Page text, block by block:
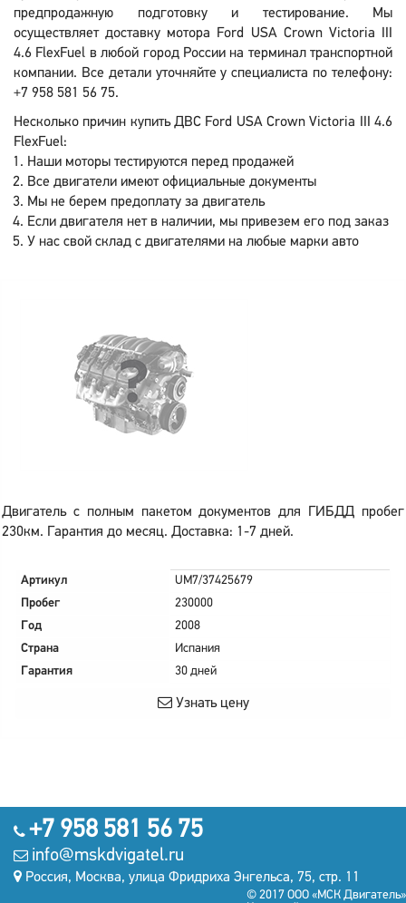
предпродажную подготовку и тестирование. Мы
осуществляет доставку мотора Ford USA Crown Victoria III
4.6 FlexFuel в любой город России на терминал транспортной
компании. Все детали уточняйте у специалиста по телефону:
+7 958 581 56 75.
Несколько причин купить ДВС Ford USA Crown Victoria III 4.6
FlexFuel:
Наши моторы тестируются перед продажей
Все двигатели имеют официальные документы
Мы не берем предоплату за двигатель
Если двигателя нет в наличии, мы привезем его под заказ
У нас свой склад с двигателями на любые марки авто
Двигатель с полным пакетом документов для ГИБДД пробег
230км. Гарантия до месяц. Доставка: 1-7 дней.
Артикул
UM7/37425679
Пробег
230000
Год
2008
Страна
Испания
Гарантия
30 дней
Узнать цену
+7 958 581 56 75
info@mskdvigatel.ru
Россия, Москва, улица Фридриха Энгельса, 75, стр. 11
© 2017 ООО «МСК Двигатель»